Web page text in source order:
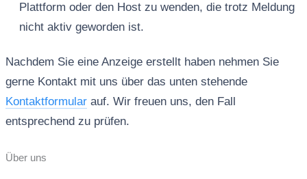
Plattform oder den Host zu wenden, die trotz Meldung
nicht aktiv geworden ist.
Nachdem Sie eine Anzeige erstellt haben nehmen Sie
gerne Kontakt mit uns über das unten stehende
Kontaktformularauf. Wir freuen uns, den Fall
entsprechend zu prüfen.
Über uns